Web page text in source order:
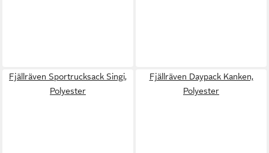
Fjällräven Sportrucksack Singi,
Polyester
Fjällräven Daypack Kanken,
Polyester